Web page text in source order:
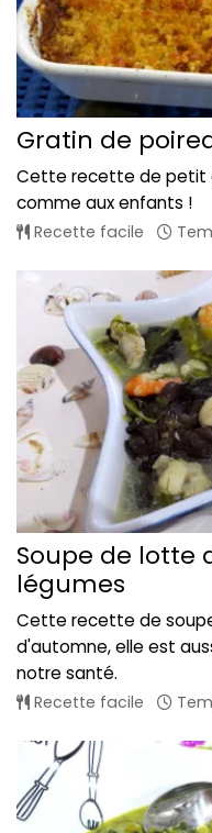
Gratin de
Cette recette de petit
comme aux enfants !
Recette facile
Soupe de lotte
légumes
Cette recette de
d'automne, elle est
notre santé.
Recette facile